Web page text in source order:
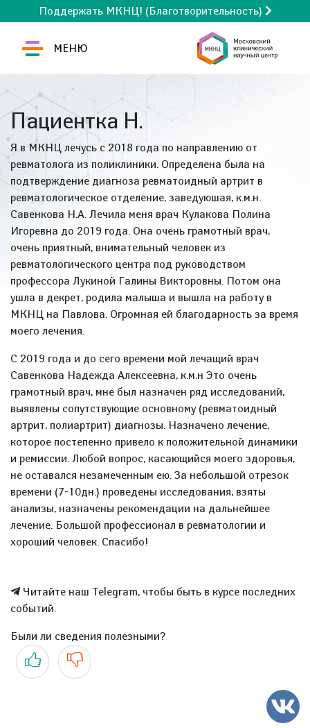
Поддержать МКНЦ! (Благотворительность)
МЕНЮ
Пациентка Н.
Я в МКНЦ лечусь с 2018 года по направлению от
ревматолога из поликлиники. Определена была на
подтверждение диагноза ревматоидный артрит в
ревматологическое отделение, заведуюшая, к.м.н.
Савенкова Н.А. Лечила меня врач Кулакова Полина
Игоревна до 2019 года. Она очень грамотный врач,
очень приятный, внимательный человек из
ревматологического центра под руководством
профессора Лукиной Галины Викторовны. Потом она
ушла в декрет, родила малыша и вышла на работу в
МКНЦ на Павлова. Огромная ей благодарность за время
моего лечения.
С 2019 года и до сего времени мой лечащий врач
Савенкова Надежда Алексеевна, к.м.н Это очень
грамотный врач, мне был назначен ряд исследований,
выявлены сопутствующие основному (ревматоидный
артрит, полиартрит) диагнозы. Назначено лечение,
которое постепенно привело к положительной динамики
и ремиссии. Любой вопрос, касающийся моего здоровья,
не оставался незамеченным ею. За небольшой отрезок
времени (7-10дн.) проведены исследования, взяты
анализы, назначены рекомендации на дальнейшее
лечение. Большой профессионал в ревматологии и
хороший человек. Спасибо!
Читайте наш Telegram, чтобы быть в курсе последних
событий.
Были ли сведения полезными?
Да Нет